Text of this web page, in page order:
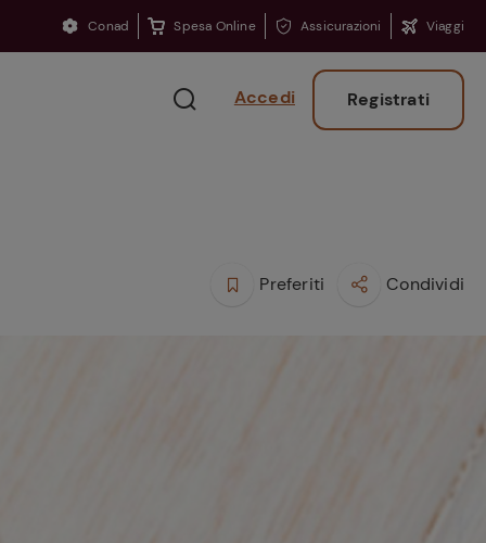
Conad Spesa Online Assicurazioni Viaggi
Accedi Registrati
Preferiti Condividi